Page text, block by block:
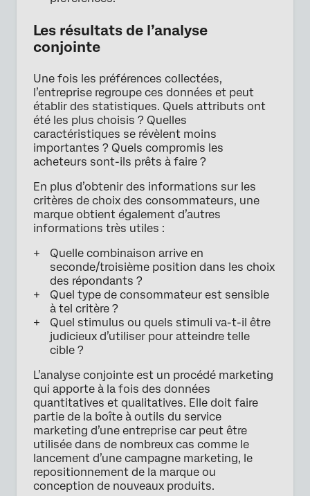
Les résultats de l’analyse
conjointe
Une fois les préférences collectées,
l’entreprise regroupe ces données et peut
établir des statistiques. Quels attributs ont
été les plus choisis ? Quelles
caractéristiques se révèlent moins
importantes ? Quels compromis les
acheteurs sont-ils prêts à faire ?
En plus d’obtenir des informations sur les
critères de choix des consommateurs, une
marque obtient également d’autres
informations très utiles :
Quelle combinaison arrive en
seconde/troisième position dans les choix
des répondants ?
Quel type de consommateur est sensible
à tel critère ?
Quel stimulus ou quels stimuli va-t-il être
judicieux d’utiliser pour atteindre telle
cible ?
L’analyse conjointe est un procédé marketing
qui apporte à la fois des données
quantitatives et qualitatives. Elle doit faire
partie de la boîte à outils du service
marketing d’une entreprise car peut être
utilisée dans de nombreux cas comme le
lancement d’une campagne marketing, le
repositionnement de la marque ou
conception de nouveaux produits.